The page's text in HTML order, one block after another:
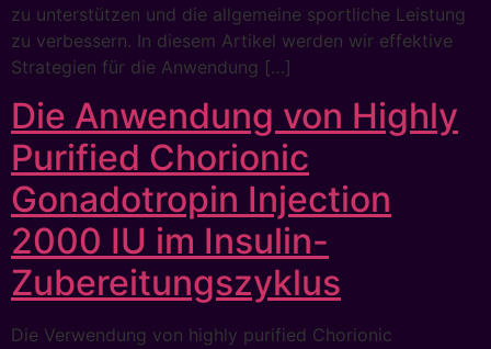
zu unterstützen und die allgemeine sportliche Leistung
zu verbessern. In diesem Artikel werden wir effektive
Strategien für die Anwendung […]
Die Anwendung von Highly
Purified Chorionic
Gonadotropin Injection
2000 IU im Insulin-
Zubereitungszyklus
Die Verwendung von highly purified Chorionic